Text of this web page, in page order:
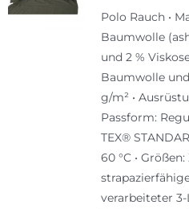
Polo Rauch •
Baumwolle
und 2 %
Baumwolle und
g/m² •
Passform:
TEX®
60 °C •
verarbeiteter